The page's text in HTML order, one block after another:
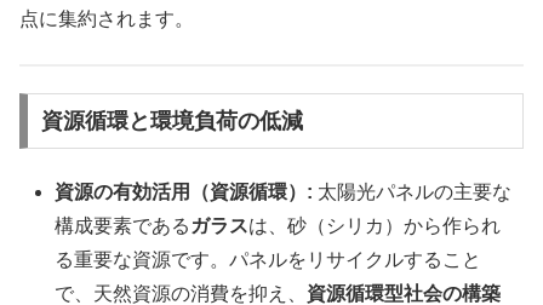
点に集約されます。
資源循環と環境負荷の低減
資源の有効活用（資源循環）: 太陽光パネルの主要な
構成要素であるガラスは、砂（シリカ）から作られ
る重要な資源です。パネルをリサイクルすること
で、天然資源の消費を抑え、 資源循環型社会の構築